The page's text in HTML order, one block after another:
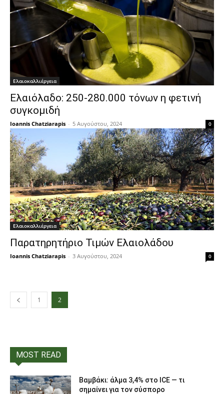
Ελαιοκαλλιέργεια
Ελαιόλαδο: 250-280.000 τόνων η φετινή
συγκομιδή
Ioannis Chatziarapis - 5 Αυγούστου, 2024 0
Ελαιοκαλλιέργεια
Παρατηρητήριο Τιμών Ελαιολάδου
Ioannis Chatziarapis - 3 Αυγούστου, 2024 0
1 2
MOST READ
Βαμβάκι: άλμα 3,4% στο ICE — τι
σημαίνει για τον σύσπορο